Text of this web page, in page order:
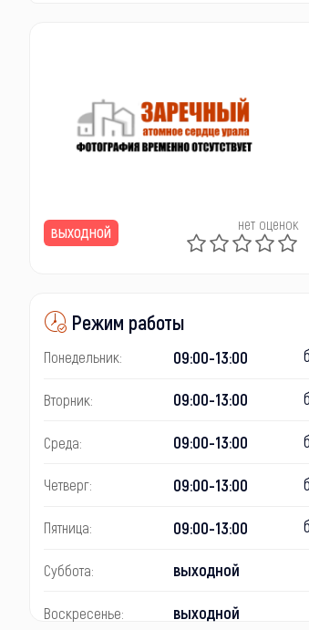
выходной нет оценок
Режим работы
Понедельник: 09:00-13:00
Вторник: 09:00-13:00
Среда: 09:00-13:00
Четверг: 09:00-13:00
Пятница: 09:00-13:00
Суббота: выходной
Воскресенье: выходной